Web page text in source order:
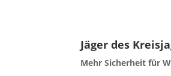
Jäger des
Mehr Sicherheit für